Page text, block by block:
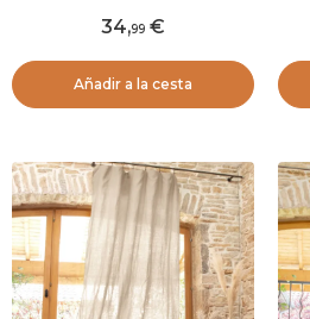
34,99
Añadir a la cesta